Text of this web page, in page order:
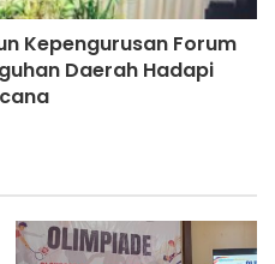
Kepengurusan Forum
Daerah Hadapi